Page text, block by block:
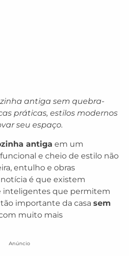
antiga sem quebra-
práticas, estilos modernos
seu espaço.
antiga em um
e cheio de estilo não
entulho e obras
é que existem
inteligentes que permitem
importante da casa sem
muito mais
Anúncio